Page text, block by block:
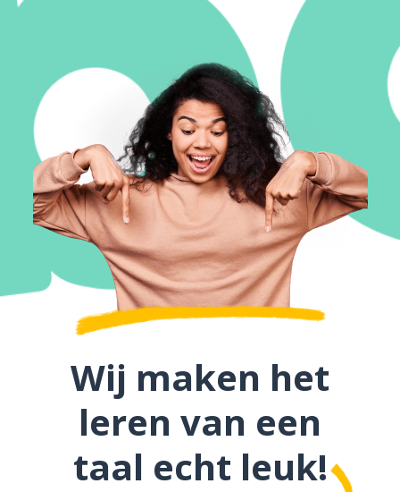
Wij maken het
leren van een
taal echt leuk!